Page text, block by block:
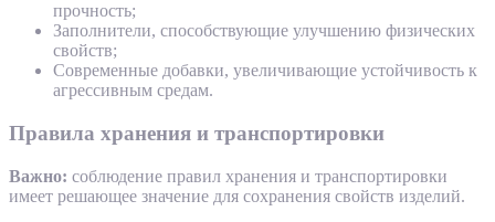
прочность;
Заполнители, способствующие улучшению физических
свойств;
Современные добавки, увеличивающие устойчивость к
агрессивным средам.
Правила хранения и транспортировки
Важно: соблюдение правил хранения и транспортировки
имеет решающее значение для сохранения свойств изделий.